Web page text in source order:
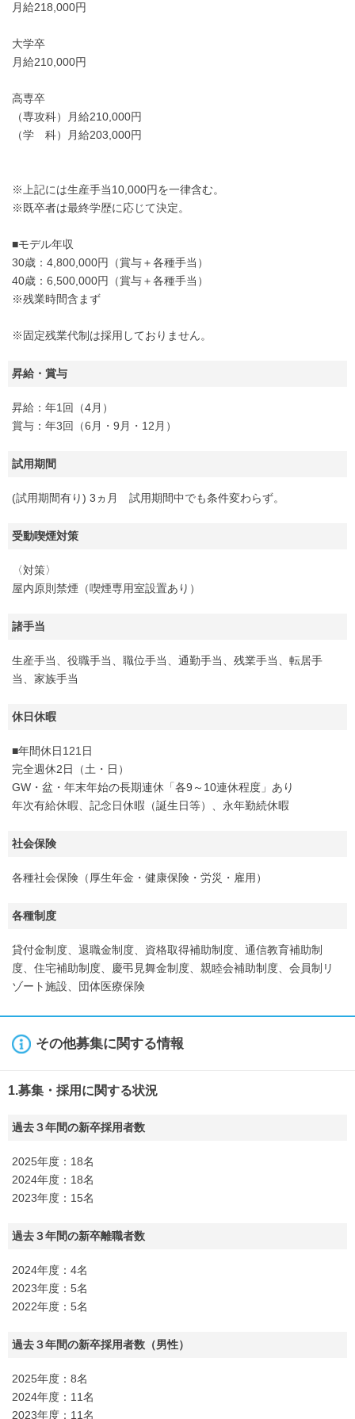
月給218,000円
大学卒
月給210,000円
高専卒
（専攻科）月給210,000円
（学 科）月給203,000円
※上記には生産手当10,000円を一律含む。
※既卒者は最終学歴に応じて決定。
■モデル年収
30歳：4,800,000円（賞与＋各種手当）
40歳：6,500,000円（賞与＋各種手当）
※残業時間含まず
※固定残業代制は採用しておりません。
昇給・賞与
昇給：年1回（4月）
賞与：年3回（6月・9月・12月）
試用期間
(試用期間有り) 3ヵ月 試用期間中でも条件変わらず。
受動喫煙対策
〈対策〉
屋内原則禁煙（喫煙専用室設置あり）
諸手当
生産手当、役職手当、職位手当、通勤手当、残業手当、転居手
当、家族手当
休日休暇
■年間休日121日
完全週休2日（土・日）
GW・盆・年末年始の長期連休「各9～10連休程度」あり
年次有給休暇、記念日休暇（誕生日等）、永年勤続休暇
社会保険
各種社会保険（厚生年金・健康保険・労災・雇用）
各種制度
貸付金制度、退職金制度、資格取得補助制度、通信教育補助制
度、住宅補助制度、慶弔見舞金制度、親睦会補助制度、会員制リ
ゾート施設、団体医療保険
その他募集に関する情報
1.募集・採用に関する状況
過去３年間の新卒採用者数
2025年度：18名
2024年度：18名
2023年度：15名
過去３年間の新卒離職者数
2024年度：4名
2023年度：5名
2022年度：5名
過去３年間の新卒採用者数（男性）
2025年度：8名
2024年度：11名
2023年度：11名